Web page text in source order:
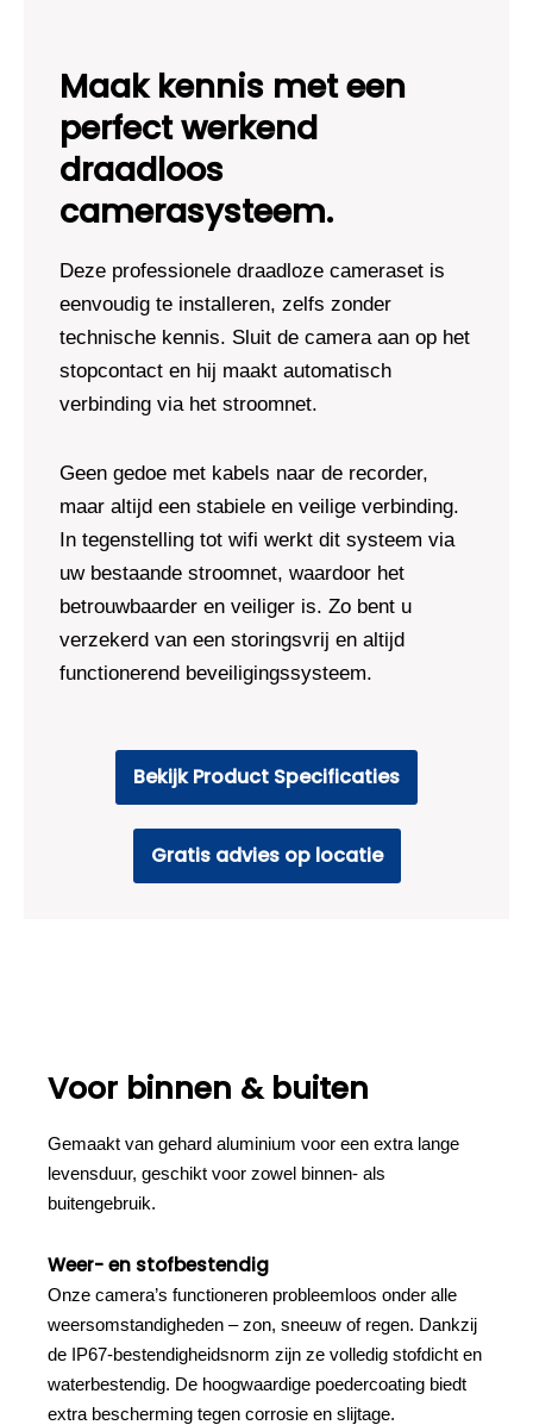
Maak kennis met een
perfect werkend
draadloos
camerasysteem.
Deze professionele draadloze cameraset is
eenvoudig te installeren, zelfs zonder
technische kennis. Sluit de camera aan op het
stopcontact en hij maakt automatisch
verbinding via het stroomnet.
Geen gedoe met kabels naar de recorder,
maar altijd een stabiele en veilige verbinding.
In tegenstelling tot wifi werkt dit systeem via
uw bestaande stroomnet, waardoor het
betrouwbaarder en veiliger is. Zo bent u
verzekerd van een storingsvrij en altijd
functionerend beveiligingssysteem.
Bekijk Product Specificaties
Gratis advies op locatie
Voor binnen & buiten
Gemaakt van gehard aluminium voor een extra lange
levensduur, geschikt voor zowel binnen- als
buitengebruik.
Weer- en stofbestendig
Onze camera’s functioneren probleemloos onder alle
weersomstandigheden – zon, sneeuw of regen. Dankzij
de IP67-bestendigheidsnorm zijn ze volledig stofdicht en
waterbestendig. De hoogwaardige poedercoating biedt
extra bescherming tegen corrosie en slijtage.